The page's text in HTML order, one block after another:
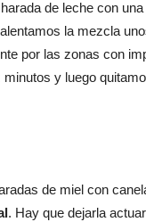
de leche con
la mezcla
por las zonas con
y luego
de miel con
. Hay que dejarla